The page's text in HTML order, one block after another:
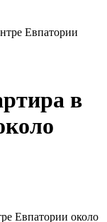
Евпатории
в